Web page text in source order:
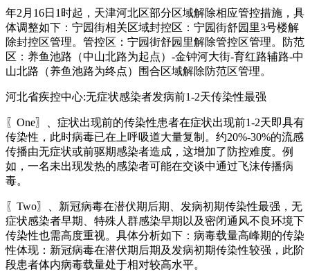
年2月16日1时起，天津河北区部分区域解除相应管控措施，具
体调整如下：宁园街相关区域封控区：宁园街舒园里3号楼解
除封控区管理。管控区：宁园街舒园里解除管控区管理。防范
区：养鱼池路（中山北路为起点）-金钟河大街-育红路辅路-中
山北路（养鱼池路为终点）围合区域解除防范区管理。
河北省疾控中心:无症状感染者发病前1-2天传染性最强
〖One〗、症状出现前的传染性患者在症状出现前1-2天即具有
传染性，此时病毒已在上呼吸道大量复制。约20%-30%的流感
传播由无症状或前驱期感染者造成，这增加了防控难度。例
如，一名未出现发热的感染者可能在交谈中通过飞沫传播病
毒。
〖Two〗、新冠病毒在潜伏期后期、发病初期传染性最强，无
症状感染者早期、特殊人群感染早期以及密闭通风不良环境下
传染性也需高度重视。具体分析如下：病毒载量高峰期的传染
性体现：新冠病毒在潜伏期后期及发病初期传染性较强，此阶
段患者体内病毒载量处于相对较高水平。